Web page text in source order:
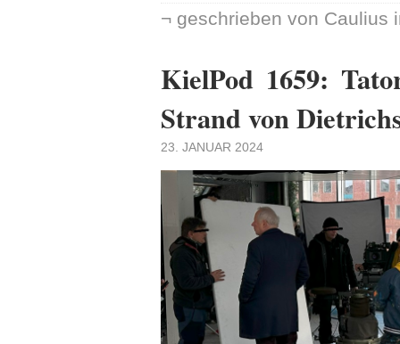
¬ geschrieben von Caulius
KielPod 1659:
Strand von
23. JANUAR 2024